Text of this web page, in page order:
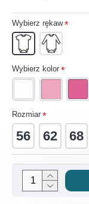
Wybierz rękaw
Wybierz kolor
Rozmiar
56 62 68